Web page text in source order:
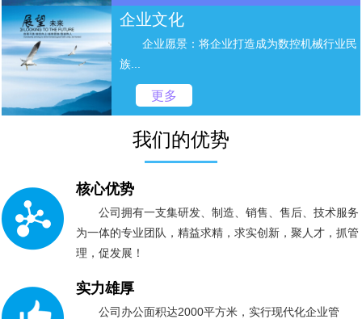
企业文化
企业愿景：将企业打造成为数控机械行业民
族...
更多
我们的优势
核心优势
公司拥有一支集研发、制造、销售、售后、技术服务
为一体的专业团队，精益求精，求实创新，聚人才，抓管
理，促发展！
实力雄厚
公司办公面积达2000平方米，实行现代化企业管